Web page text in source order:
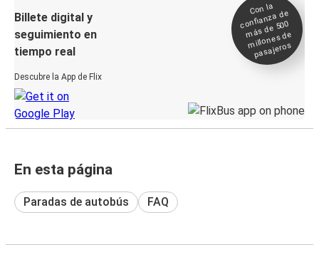
Billete digital y
seguimiento en
tiempo real
Descubre la App de Flix
Con la
confianza de
más de 500
millones de
pasajeros
En esta página
Paradas de autobús FAQ